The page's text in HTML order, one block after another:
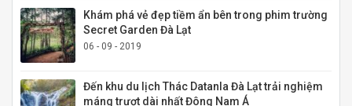
Khám phá vẻ đẹp tiềm ẩn bên trong phim trường
Secret Garden Đà Lạt
06 - 09 - 2019
Đến khu du lịch Thác Datanla Đà Lạt trải nghiệm
máng trượt dài nhất Đông Nam Á